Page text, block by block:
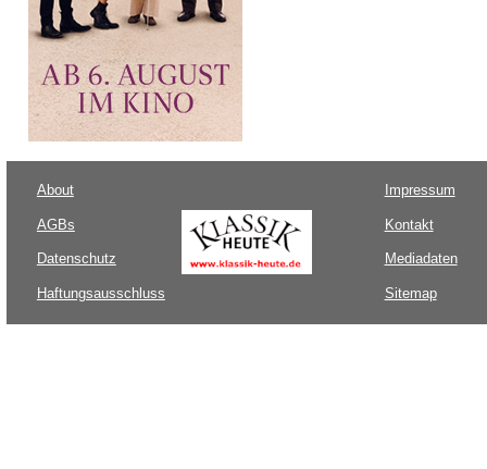
About
AGBs
Datenschutz
Haftungsausschluss
Impressum
Kontakt
Mediadaten
Sitemap